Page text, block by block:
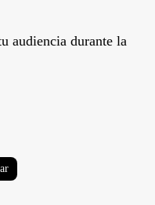
audiencia durante la